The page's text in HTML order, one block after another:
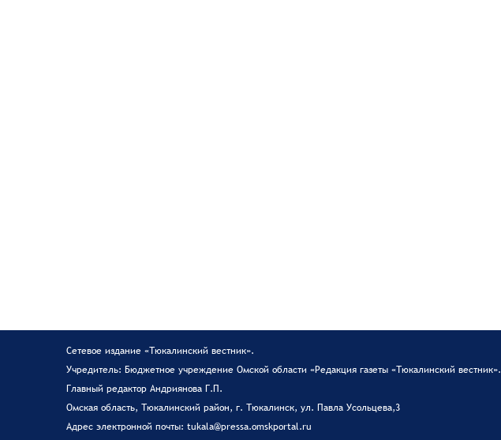
Сетевое издание «Тюкалинский вестник».
Учредитель: Бюджетное учреждение Омской области «Редакция газеты «Тюкалинский вестник».
Главный редактор Андриянова Г.П.
Омская область, Тюкалинский район, г. Тюкалинск, ул. Павла Усольцева,3
Адрес электронной почты: tukala@pressa.omskportal.ru